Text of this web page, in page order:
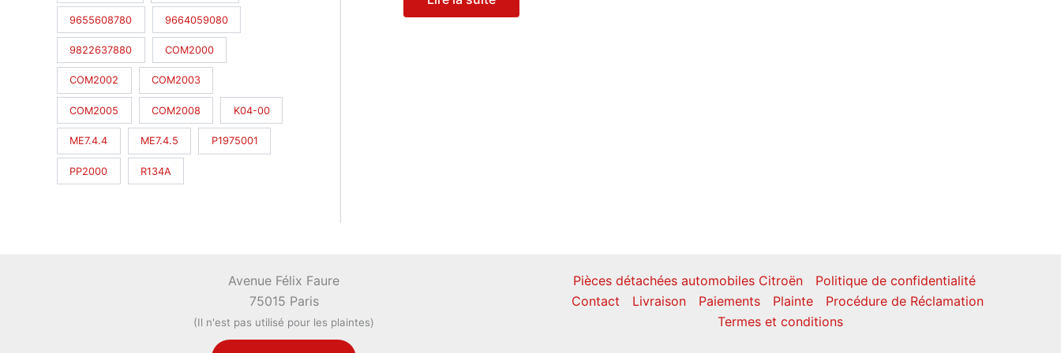
9655608780 9664059080
9822637880 COM2000
COM2002 COM2003
COM2005 COM2008 K04-00
ME7.4.4 ME7.4.5 P1975001
PP2000 R134A
Avenue Félix Faure
75015 Paris
(Il n'est pas utilisé pour les plaintes)
Pièces détachées automobiles Citroën
Politique de confidentialité
Contact
Livraison Paiements Plainte
Procédure de Réclamation
Termes et conditions